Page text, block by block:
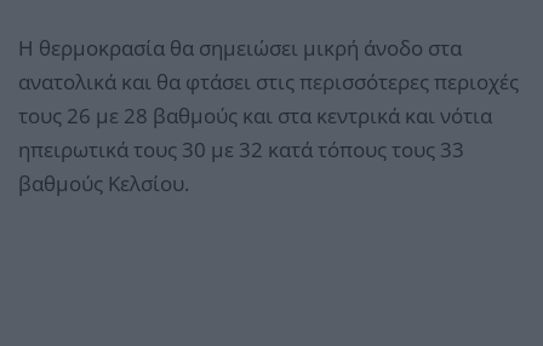
Η θερμοκρασία θα σημειώσει μικρή άνοδο στα
ανατολικά και θα φτάσει στις περισσότερες περιοχές
τους 26 με 28 βαθμούς και στα κεντρικά και νότια
ηπειρωτικά τους 30 με 32 κατά τόπους τους 33
βαθμούς Κελσίου.